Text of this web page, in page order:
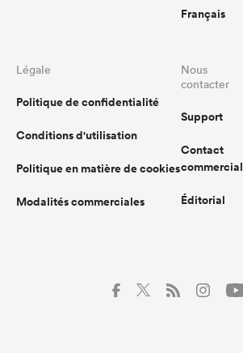
Français
Légale
Politique de confidentialité
Conditions d'utilisation
Politique en matière de cookies
Modalités commerciales
Nous
contacter
Support
Contact
commercial
Éditorial